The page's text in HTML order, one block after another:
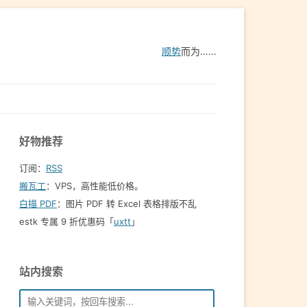
顺势而为……
好物推荐
订阅： RSS
搬瓦工：VPS，高性能低价格。️
白描 PDF：图片 PDF 转 Excel 表格排版不乱
estk 专属 9 折优惠码「uxtt 」
站内搜索